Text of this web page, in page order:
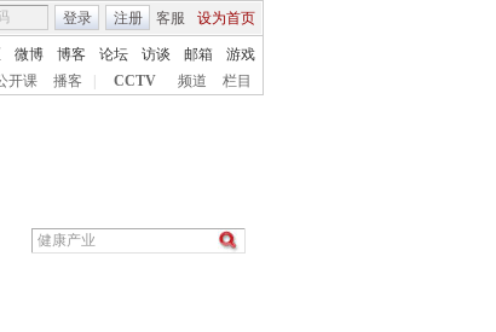
客服 设为首页
登录 注册
微博 博客 论坛 访谈 邮箱
游戏
开课 播客 CCTV 频道 栏目